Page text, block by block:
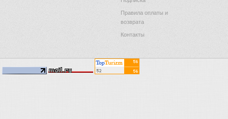
Правила оплаты и
возврата
Контакты